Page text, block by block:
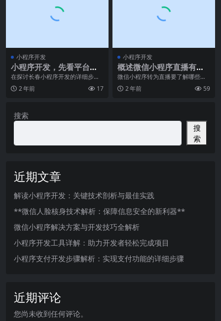
小程序开发
小程序开发，先看平台的
商业场景
在探讨长春小程序开发的详细步骤
之前，我们首先要了解的是，开发
小程序并不是一件简单
2 年前 17
小程序开发
概述微信小程序直播有关
基础认知
微信小程序转为直播要了解哪些基
础认知呢?1、做好微信小程序直播
的定位微信小程序实
2 年前 59
搜索
搜
索
近期文章
解读小程序开发：关键技术剖析与最佳实践
**微信人脸核身技术解析：保障信息安全的新利器**
微信小程序解决方案与开发技巧全解析
小程序开发工具详解：助力开发者轻松完成项目
小程序支付开发步骤解析：实现支付功能的详细步骤
近期评论
您尚未收到任何评论。